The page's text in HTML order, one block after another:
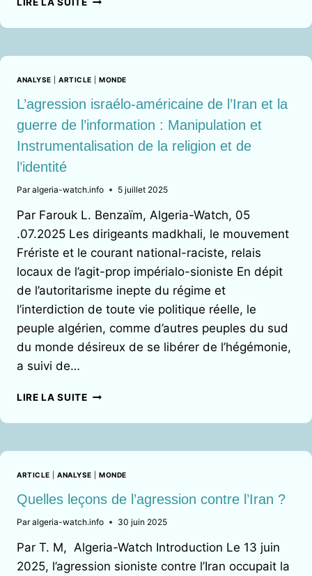
الأمريكية
ايران
الحروب
الاعلاميةالتضليل
التلاعب
بالدين
ANALYSE ARTICLE MONDE
L’agression israélo-américaine de l’Iran et la
guerre de l’information : Manipulation et
Instrumentalisation de la religion et de
l’identité
Par algeria-watch.info 5 juillet 2025
Par Farouk L. Benzaïm, Algeria-Watch, 05
.07.2025 Les dirigeants madkhali, le mouvement
Frériste et le courant national-raciste, relais
locaux de l’agit-prop impérialo-sioniste En dépit
de l’autoritarisme inepte du régime et
l’interdiction de toute vie politique réelle, le
peuple algérien, comme d’autres peuples du sud
du monde désireux de se libérer de l’hégémonie,
a suivi de…
LIRE LA SUITEL’AGRESSION
AMÉRICAINE
L’IRAN ET
GUERRE
DE
:
MANIPULATION
ET
INSTRUMENTALISATION
ARTICLE ANALYSE MONDE
Quelles leçons de l’agression contre l’Iran ?
Par algeria-watch.info 30 juin 2025
Par T. M, Algeria-Watch Introduction Le 13 juin
2025, l’agression sioniste contre l’Iran occupait la